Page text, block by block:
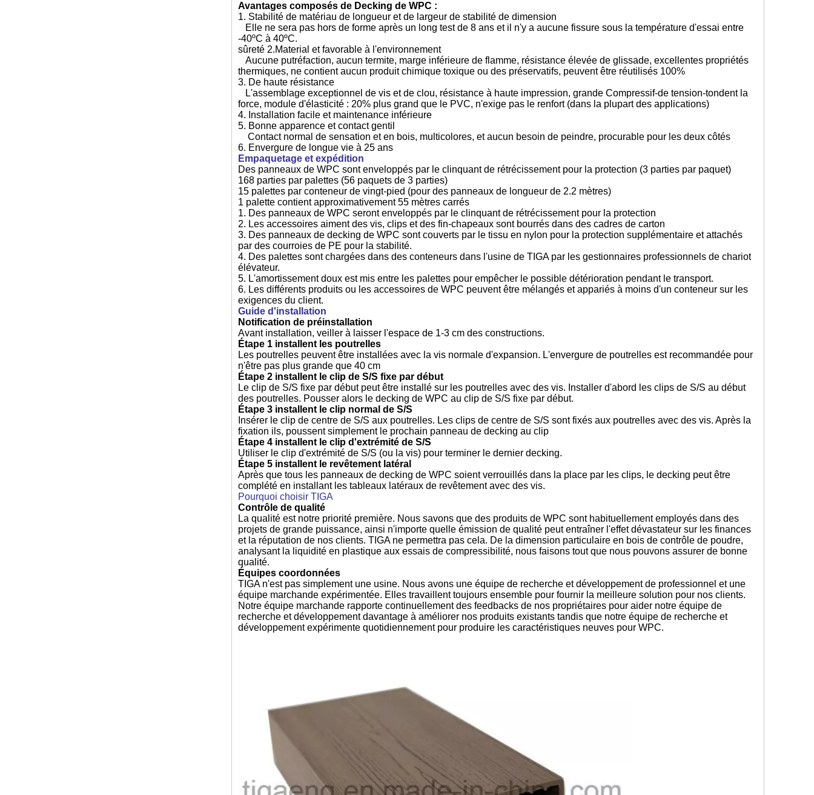
Avantages composés de Decking de WPC :
1. Stabilité de matériau de longueur et de largeur de stabilité de dimension
Elle ne sera pas hors de forme après un long test de 8 ans et il n'y a aucune fissure sous la température d'essai entre
-40ºC à 40ºC.
sûreté 2.Material et favorable à l'environnement
Aucune putréfaction, aucun termite, marge inférieure de flamme, résistance élevée de glissade, excellentes propriétés
thermiques, ne contient aucun produit chimique toxique ou des préservatifs, peuvent être réutilisés 100%
3. De haute résistance
L'assemblage exceptionnel de vis et de clou, résistance à haute impression, grande Compressif-de tension-tondent la
force, module d'élasticité : 20% plus grand que le PVC, n'exige pas le renfort (dans la plupart des applications)
4. Installation facile et maintenance inférieure
5. Bonne apparence et contact gentil
Contact normal de sensation et en bois, multicolores, et aucun besoin de peindre, procurable pour les deux côtés
6. Envergure de longue vie à 25 ans
Empaquetage et expédition
Des panneaux de WPC sont enveloppés par le clinquant de rétrécissement pour la protection (3 parties par paquet)
168 parties par palettes (56 paquets de 3 parties)
15 palettes par conteneur de vingt-pied (pour des panneaux de longueur de 2.2 mètres)
1 palette contient approximativement 55 mètres carrés
1. Des panneaux de WPC seront enveloppés par le clinquant de rétrécissement pour la protection
2. Les accessoires aiment des vis, clips et des fin-chapeaux sont bourrés dans des cadres de carton
3. Des panneaux de decking de WPC sont couverts par le tissu en nylon pour la protection supplémentaire et attachés
par des courroies de PE pour la stabilité.
4. Des palettes sont chargées dans des conteneurs dans l'usine de TIGA par les gestionnaires professionnels de chariot
élévateur.
5. L'amortissement doux est mis entre les palettes pour empêcher le possible détérioration pendant le transport.
6. Les différents produits ou les accessoires de WPC peuvent être mélangés et appariés à moins d'un conteneur sur les
exigences du client.
Guide d'installation
Notification de préinstallation
Avant installation, veiller à laisser l'espace de 1-3 cm des constructions.
Étape 1 installent les poutrelles
Les poutrelles peuvent être installées avec la vis normale d'expansion. L'envergure de poutrelles est recommandée pour
n'être pas plus grande que 40 cm
Étape 2 installent le clip de S/S fixe par début
Le clip de S/S fixe par début peut être installé sur les poutrelles avec des vis. Installer d'abord les clips de S/S au début
des poutrelles. Pousser alors le decking de WPC au clip de S/S fixe par début.
Étape 3 installent le clip normal de S/S
Insérer le clip de centre de S/S aux poutrelles. Les clips de centre de S/S sont fixés aux poutrelles avec des vis. Après la
fixation ils, poussent simplement le prochain panneau de decking au clip
Étape 4 installent le clip d'extrémité de S/S
Utiliser le clip d'extrémité de S/S (ou la vis) pour terminer le dernier decking.
Étape 5 installent le revêtement latéral
Après que tous les panneaux de decking de WPC soient verrouillés dans la place par les clips, le decking peut être
complété en installant les tableaux latéraux de revêtement avec des vis.
Pourquoi choisir TIGA
Contrôle de qualité
La qualité est notre priorité première. Nous savons que des produits de WPC sont habituellement employés dans des
projets de grande puissance, ainsi n'importe quelle émission de qualité peut entraîner l'effet dévastateur sur les finances
et la réputation de nos clients. TIGA ne permettra pas cela. De la dimension particulaire en bois de contrôle de poudre,
analysant la liquidité en plastique aux essais de compressibilité, nous faisons tout que nous pouvons assurer de bonne
qualité.
Équipes coordonnées
TIGA n'est pas simplement une usine. Nous avons une équipe de recherche et développement de professionnel et une
équipe marchande expérimentée. Elles travaillent toujours ensemble pour fournir la meilleure solution pour nos clients.
Notre équipe marchande rapporte continuellement des feedbacks de nos propriétaires pour aider notre équipe de
recherche et développement davantage à améliorer nos produits existants tandis que notre équipe de recherche et
développement expérimente quotidiennement pour produire les caractéristiques neuves pour WPC.